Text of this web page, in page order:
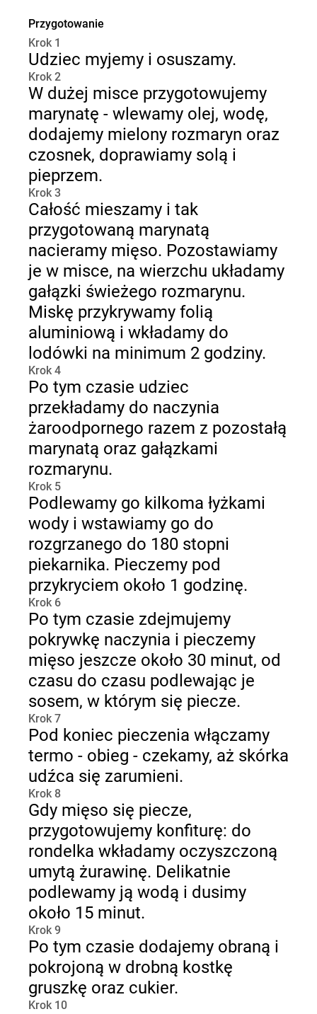
Przygotowanie
Krok 1
Udziec myjemy i osuszamy.
Krok 2
W dużej misce przygotowujemy
marynatę - wlewamy olej, wodę,
dodajemy mielony rozmaryn oraz
czosnek, doprawiamy solą i
pieprzem.
Krok 3
Całość mieszamy i tak
przygotowaną marynatą
nacieramy mięso. Pozostawiamy
je w misce, na wierzchu układamy
gałązki świeżego rozmarynu.
Miskę przykrywamy folią
aluminiową i wkładamy do
lodówki na minimum 2 godziny.
Krok 4
Po tym czasie udziec
przekładamy do naczynia
żaroodpornego razem z pozostałą
marynatą oraz gałązkami
rozmarynu.
Krok 5
Podlewamy go kilkoma łyżkami
wody i wstawiamy go do
rozgrzanego do 180 stopni
piekarnika. Pieczemy pod
przykryciem około 1 godzinę.
Krok 6
Po tym czasie zdejmujemy
pokrywkę naczynia i pieczemy
mięso jeszcze około 30 minut, od
czasu do czasu podlewając je
sosem, w którym się piecze.
Krok 7
Pod koniec pieczenia włączamy
termo - obieg - czekamy, aż skórka
udźca się zarumieni.
Krok 8
Gdy mięso się piecze,
przygotowujemy konfiturę: do
rondelka wkładamy oczyszczoną
umytą żurawinę. Delikatnie
podlewamy ją wodą i dusimy
około 15 minut.
Krok 9
Po tym czasie dodajemy obraną i
pokrojoną w drobną kostkę
gruszkę oraz cukier.
Krok 10